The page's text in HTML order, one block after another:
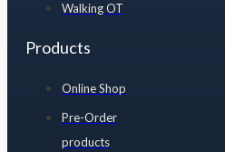
Walking OT
Products
Online Shop
Pre-Order
products